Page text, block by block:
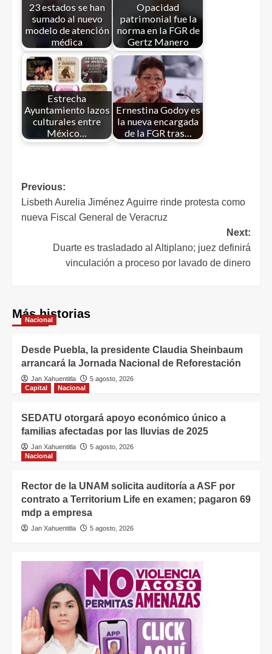
23 estados se han
sumado al nuevo
modelo de atención
médica
Opacidad
patrimonial fue la
norma en la FGR de
Gertz Manero
Estrecha
Ayuntamiento lazos
culturales entre
México…
Ernestina Godoy es
la nueva encargada
de la FGR tras…
Previous:
Lisbeth Aurelia Jiménez Aguirre rinde protesta como
nueva Fiscal General de Veracruz
Next:
Duarte es trasladado al Altiplano; juez definirá
vinculación a proceso por lavado de dinero
Más historias
Nacional
Desde Puebla, la presidente Claudia Sheinbaum
arrancará la Jornada Nacional de Reforestación
Jan Xahuentitla
5 agosto, 2026
Capital
Nacional
SEDATU otorgará apoyo económico único a
familias afectadas por las lluvias de 2025
Jan Xahuentitla
5 agosto, 2026
Nacional
Rector de la UNAM solicita auditoría a ASF por
contrato a Territorium Life en examen; pagaron 69
mdp a empresa
Jan Xahuentitla 5 agosto, 2026